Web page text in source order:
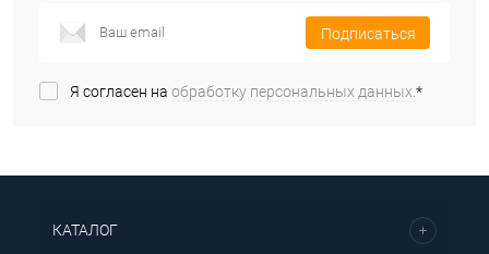
Подписаться
Я согласен на обработку персональных данных.*
КАТАЛОГ